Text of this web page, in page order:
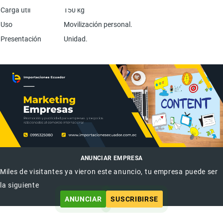
Carga útil
150 kg
Uso
Movilización personal.
Presentación
Unidad.
ANUNCIAR EMPRESA
Miles de visitantes ya vieron este anuncio, tu empresa puede ser
la siguiente
ANUNCIAR
SUSCRIBIRSE